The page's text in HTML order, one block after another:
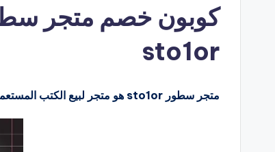
كوبون خصم متجر
sto1or
متجر سطور sto1or هو متجر لبيع الكتب المستعملة بأسعار منافسة وخيارات متنوعة ..